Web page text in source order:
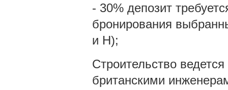
- 30% депозит
бронирования
и H);
Строительство
британскими